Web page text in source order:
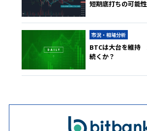
短期底打ちの可能
市況・相場分析
BTCは大台を維持
続くか？